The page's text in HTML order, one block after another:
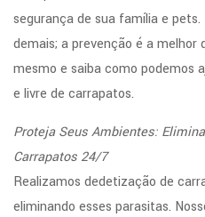
segurança de sua família e
demais; a prevenção é a melhor
mesmo e saiba como podemos
e livre de carrapatos.
Proteja Seus Ambientes:
Carrapatos 24/7
Realizamos dedetização de
eliminando esses parasitas.